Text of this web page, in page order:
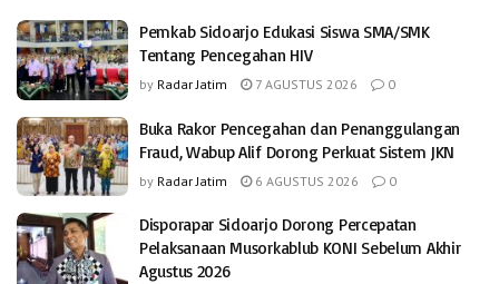
Pemkab Sidoarjo Edukasi Siswa SMA/SMK
Tentang Pencegahan HIV
by Radar Jatim 7 AGUSTUS 2026 0
Buka Rakor Pencegahan dan Penanggulangan
Fraud, Wabup Alif Dorong Perkuat Sistem JKN
by Radar Jatim 6 AGUSTUS 2026 0
Disporapar Sidoarjo Dorong Percepatan
Pelaksanaan Musorkablub KONI Sebelum Akhir
Agustus 2026